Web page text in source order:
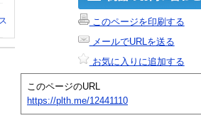
このページを印刷する
メールでURLを送る
お気に入りに追加する
このページのURL
https://plth.me/12441110